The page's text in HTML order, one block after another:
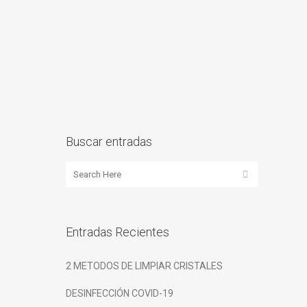
Buscar entradas
Entradas Recientes
2 METODOS DE LIMPIAR CRISTALES
DESINFECCIÓN COVID-19